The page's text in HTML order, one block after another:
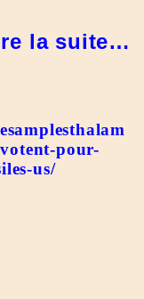
la suite…
pour-
us/